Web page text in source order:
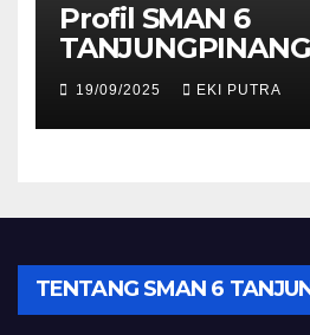
Profil SMAN 6
TANJUNGPINANG
19/09/2025 EKI PUTRA
TENTANG SMAN 6